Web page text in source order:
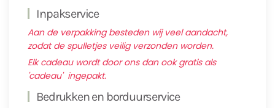
Inpakservice
Aan de verpakking besteden wij veel aandacht,
zodat de spulletjes veilig verzonden worden.
Elk cadeau wordt door ons dan ook gratis als
'cadeau' ingepakt.
Bedrukken en borduurservice